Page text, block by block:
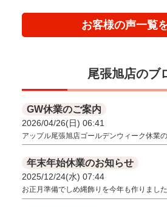
お客様の声一覧
尾張旭店のブ
GW休業のご案内
2026/04/26(日) 06:41
アップル尾張旭店ゴールデンウィーク休業
年末年始休業のお知らせ
2025/12/24(水) 07:44
お正月準備でしめ縄飾りを今年も作りまし